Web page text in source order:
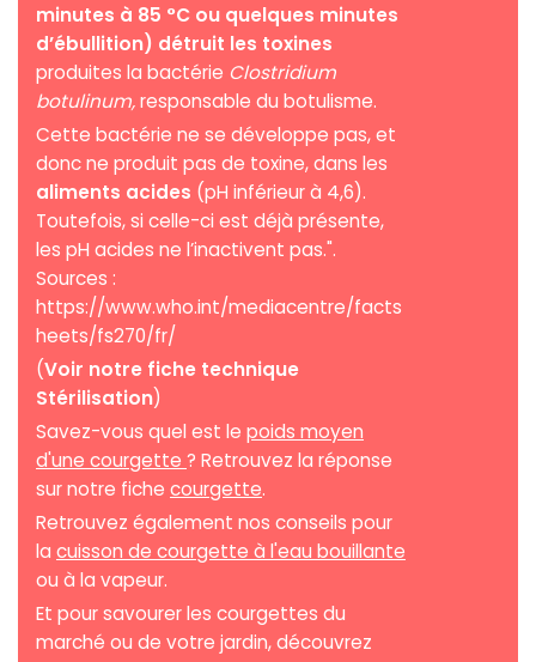
minutes à 85 °C ou quelques minutes
d’ébullition) détruit les toxines
produites la bactérie Clostridium
botulinum,responsable du botulisme.
Cette bactérie ne se développe pas, et
donc ne produit pas de toxine, dans les
aliments acides (pH inférieur à 4,6).
Toutefois, si celle-ci est déjà présente,
les pH acides ne l’inactivent pas.".
Sources :
https://www.who.int/mediacentre/facts
heets/fs270/fr/
(Voir notre fiche technique
Stérilisation)
Savez-vous quel est le poids moyen
d'une courgette ? Retrouvez la réponse
sur notre fiche courgette.
Retrouvez également nos conseils pour
la cuisson de courgette à l'eau bouillante
ou à la vapeur.
Et pour savourer les courgettes du
marché ou de votre jardin, découvrez